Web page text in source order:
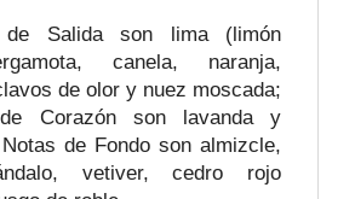
de Salida son lima (limón
canela, naranja,
de olor y nuez moscada;
Corazón son lavanda y
de Fondo son almizcle,
vetiver, cedro rojo